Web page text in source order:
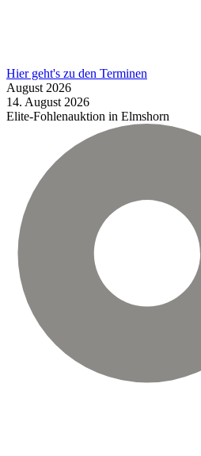
Hier geht's zu den Terminen
August 2026
14. August 2026
Elite-Fohlenauktion in Elmshorn